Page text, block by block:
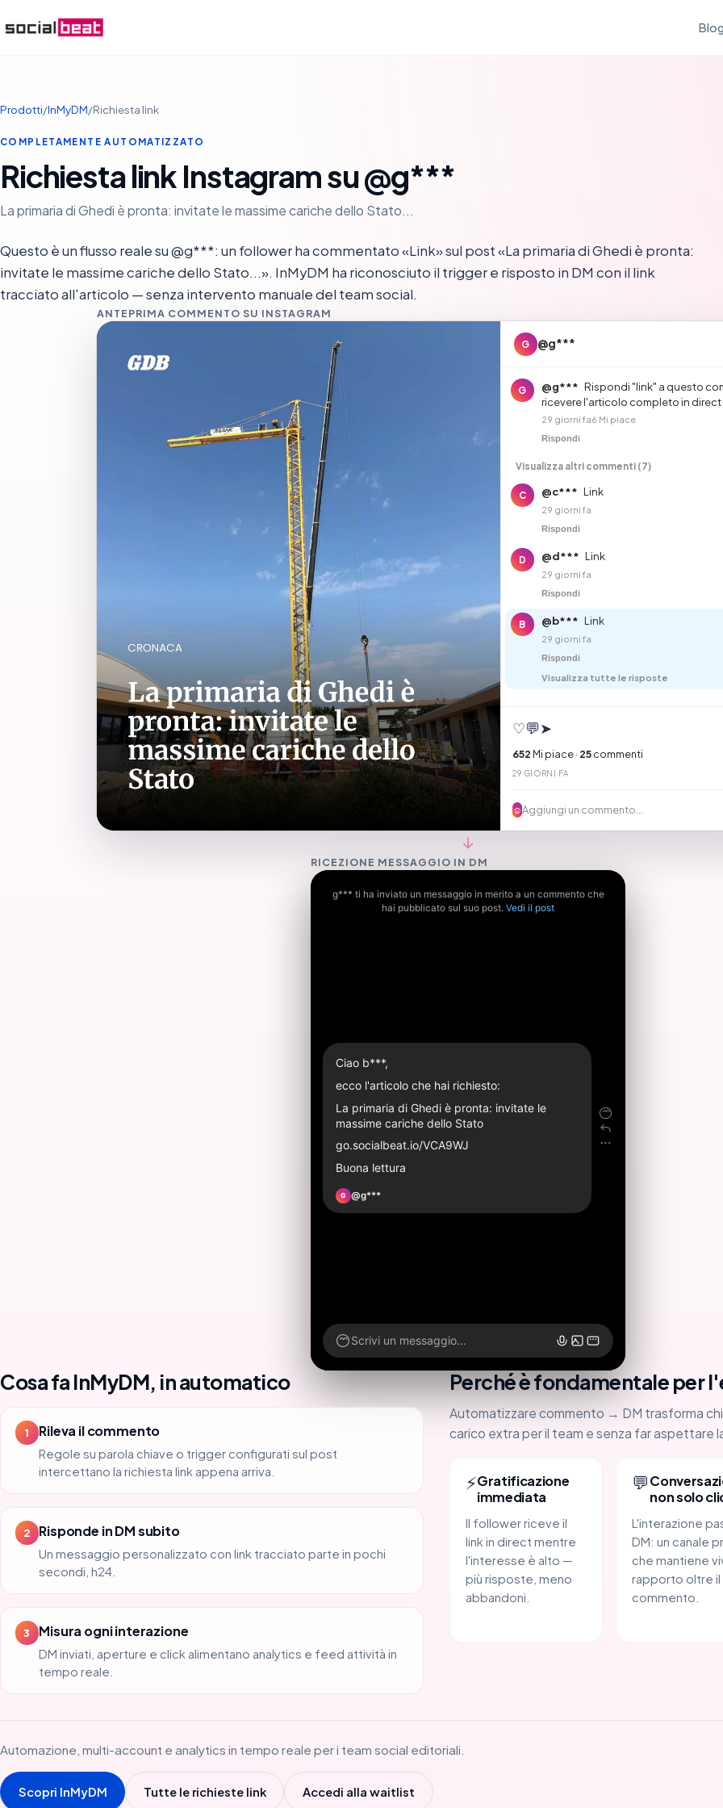
Prodotti/InMyDM/Richiesta link
COMPLETAMENTE AUTOMATIZZATO
Richiesta link Instagram su @g***
La primaria di Ghedi è pronta: invitate le massime cariche dello Stato...
Questo è un flusso reale su @g***: un follower ha commentato «Link» sul post «La primaria di Ghedi è pronta:
invitate le massime cariche dello Stato...». InMyDM ha riconosciuto il trigger e risposto in DM con il link
tracciato all'articolo — senza intervento manuale del team social.
ANTEPRIMA COMMENTO SU INSTAGRAM
G @g***
G @g*** Rispondi "link" a questo
ricevere l'articolo completo in direct
29 giorni fa6 Mi piace
Rispondi
Visualizza altri commenti (7)
C @c*** Link
29 giorni fa
Rispondi
D @d*** Link
29 giorni fa
Rispondi
B @b*** Link
29 giorni fa
Rispondi
Visualizza tutte le risposte
♡💬➤
652 Mi piace · 25commenti
29 GIORNI FA
☺Aggiungi un commento...
↓
RICEZIONE MESSAGGIO IN DM
g*** ti ha inviato un messaggio in merito a un commento che
hai pubblicato sul suo post. Vedi il post
Ciao b***,
ecco l'articolo che hai richiesto:
La primaria di Ghedi è pronta: invitate le
massime cariche dello Stato
go.socialbeat.io/VCA9WJ
Buona lettura
G @g***
Scrivi un messaggio...
Cosa fa InMyDM, in automatico
1 Rileva il commento
Regole su parola chiave o trigger configurati sul post
intercettano la richiesta link appena arriva.
2 Risponde in DM subito
Un messaggio personalizzato con link tracciato parte in pochi
secondi, h24.
3 Misura ogni interazione
DM inviati, aperture e click alimentano analytics e feed attività in
tempo reale.
Perché è fondamentale per
Automatizzare commento → DM trasforma
carico extra per il team e senza far aspettare
⚡Gratificazione
immediata
Il follower riceve il
link in direct mentre
l'interesse è alto —
più risposte, meno
abbandoni.
💬
non solo
L'interazione
DM: un canale
che mantiene
rapporto oltre il
commento.
Automazione, multi-account e analytics in tempo reale per i team social editoriali.
Scopri InMyDM Tutte le richieste link Accedi alla waitlist